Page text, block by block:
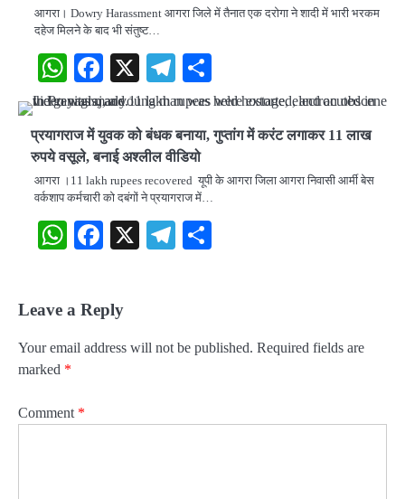
आगरा। Dowry Harassment आगरा जिले में तैनात एक दरोगा ने शादी में भारी भरकम
दहेज मिलने के बाद भी संतुष्ट…
WhatsApp
Facebook
X Telegram
प्रयागराज में युवक को बंधक बनाया, गुप्तांग में करंट लगाकर 11 लाख
रुपये वसूले, बनाई अश्लील वीडियो
आगरा ।11 lakh rupees recovered यूपी के आगरा जिला आगरा निवासी आर्मी बेस
वर्कशाप कर्मचारी को दबंगों ने प्रयागराज में…
WhatsApp
Facebook
X Telegram
Leave a Reply
Your email address will not be published. Required fields are
marked *
Comment *